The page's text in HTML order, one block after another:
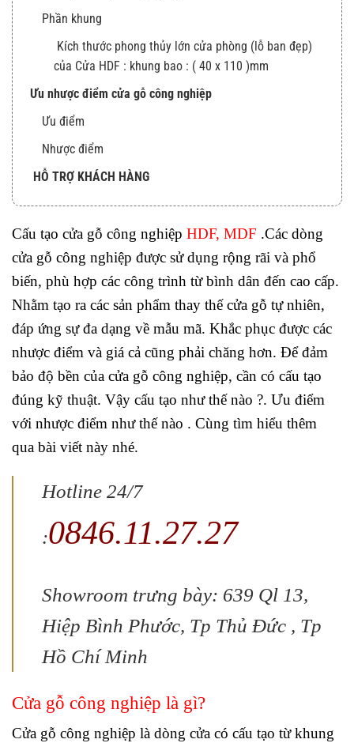
Phần khung
Kích thước phong thủy lớn cửa phòng (lỗ ban đẹp)
của Cửa HDF : khung bao : ( 40 x 110 )mm
Ưu nhược điểm cửa gỗ công nghiệp
Ưu điểm
Nhược điểm
HỖ TRỢ KHÁCH HÀNG
Cấu tạo cửa gỗ công nghiệp HDF, MDF .Các dòng
cửa gỗ công nghiệp được sử dụng rộng rãi và phổ
biến, phù hợp các công trình từ bình dân đến cao cấp.
Nhằm tạo ra các sản phẩm thay thế cửa gỗ tự nhiên,
đáp ứng sự đa dạng về mẫu mã. Khắc phục được các
nhược điểm và giá cả cũng phải chăng hơn. Để đảm
bảo độ bền của cửa gỗ công nghiệp, cần có cấu tạo
đúng kỹ thuật. Vậy cấu tạo như thế nào ?. Ưu điểm
với nhược điểm như thế nào . Cùng tìm hiểu thêm
qua bài viết này nhé.
Hotline 24/7
:0846.11.27.27
Showroom trưng bày: 639 Ql 13,
Hiệp Bình Phước, Tp Thủ Đức , Tp
Hồ Chí Minh
Cửa gỗ công nghiệp là gì?
Cửa gỗ công nghiệp là dòng cửa có cấu tạo từ khung